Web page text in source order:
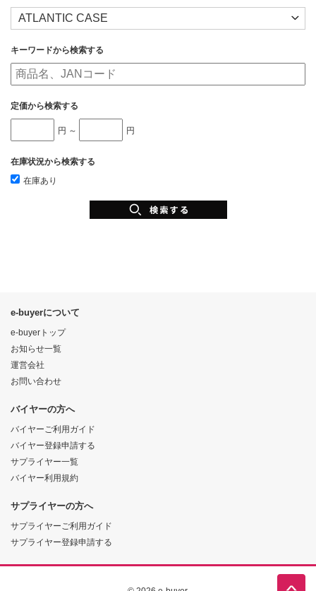
キーワードから検索する
定価から検索する
円 ～ 円
在庫状況から検索する
在庫あり
e-buyerについて
e-buyerトップ
お知らせ一覧
運営会社
お問い合わせ
バイヤーの方へ
バイヤーご利用ガイド
バイヤー登録申請する
サプライヤー一覧
バイヤー利用規約
サプライヤーの方へ
サプライヤーご利用ガイド
サプライヤー登録申請する